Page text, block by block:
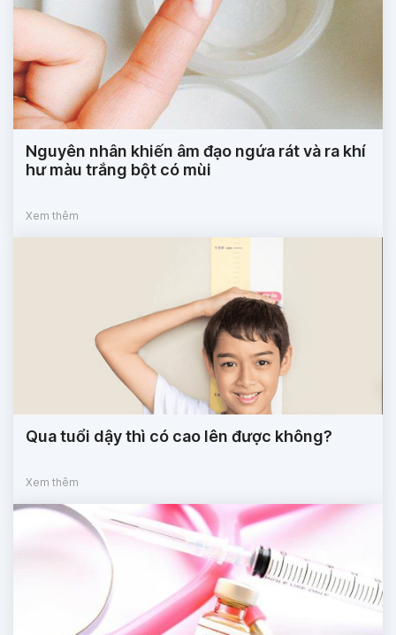
Nguyên nhân khiến âm đạo ngứa rát và ra khí
hư màu trắng bột có mùi
Xem thêm
Qua tuổi dậy thì có cao lên được không?
Xem thêm